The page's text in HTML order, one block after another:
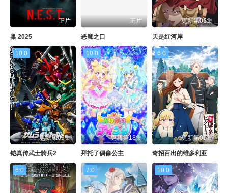
正片
巢 2025
正片
恶魔之口
更新第05集
天是红河岸
10.0
更新第05集
铠真传武士骑兵2
10.0
更新第18集
拜托了偶像公主
6.0
更新第05集
奇招百出的维多利亚
6.0 7.0 10.0